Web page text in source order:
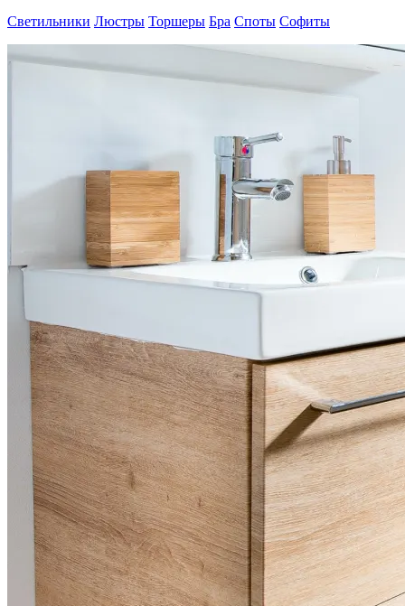
Светильники Люстры Торшеры Бра Споты Софиты